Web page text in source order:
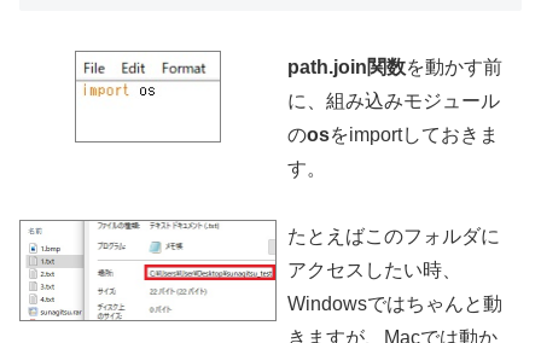
path.join関数を動かす前
に、組み込みモジュール
のosをimportしておきま
す。
たとえばこのフォルダに
アクセスしたい時、
Windowsではちゃんと動
きますが、Macでは動か